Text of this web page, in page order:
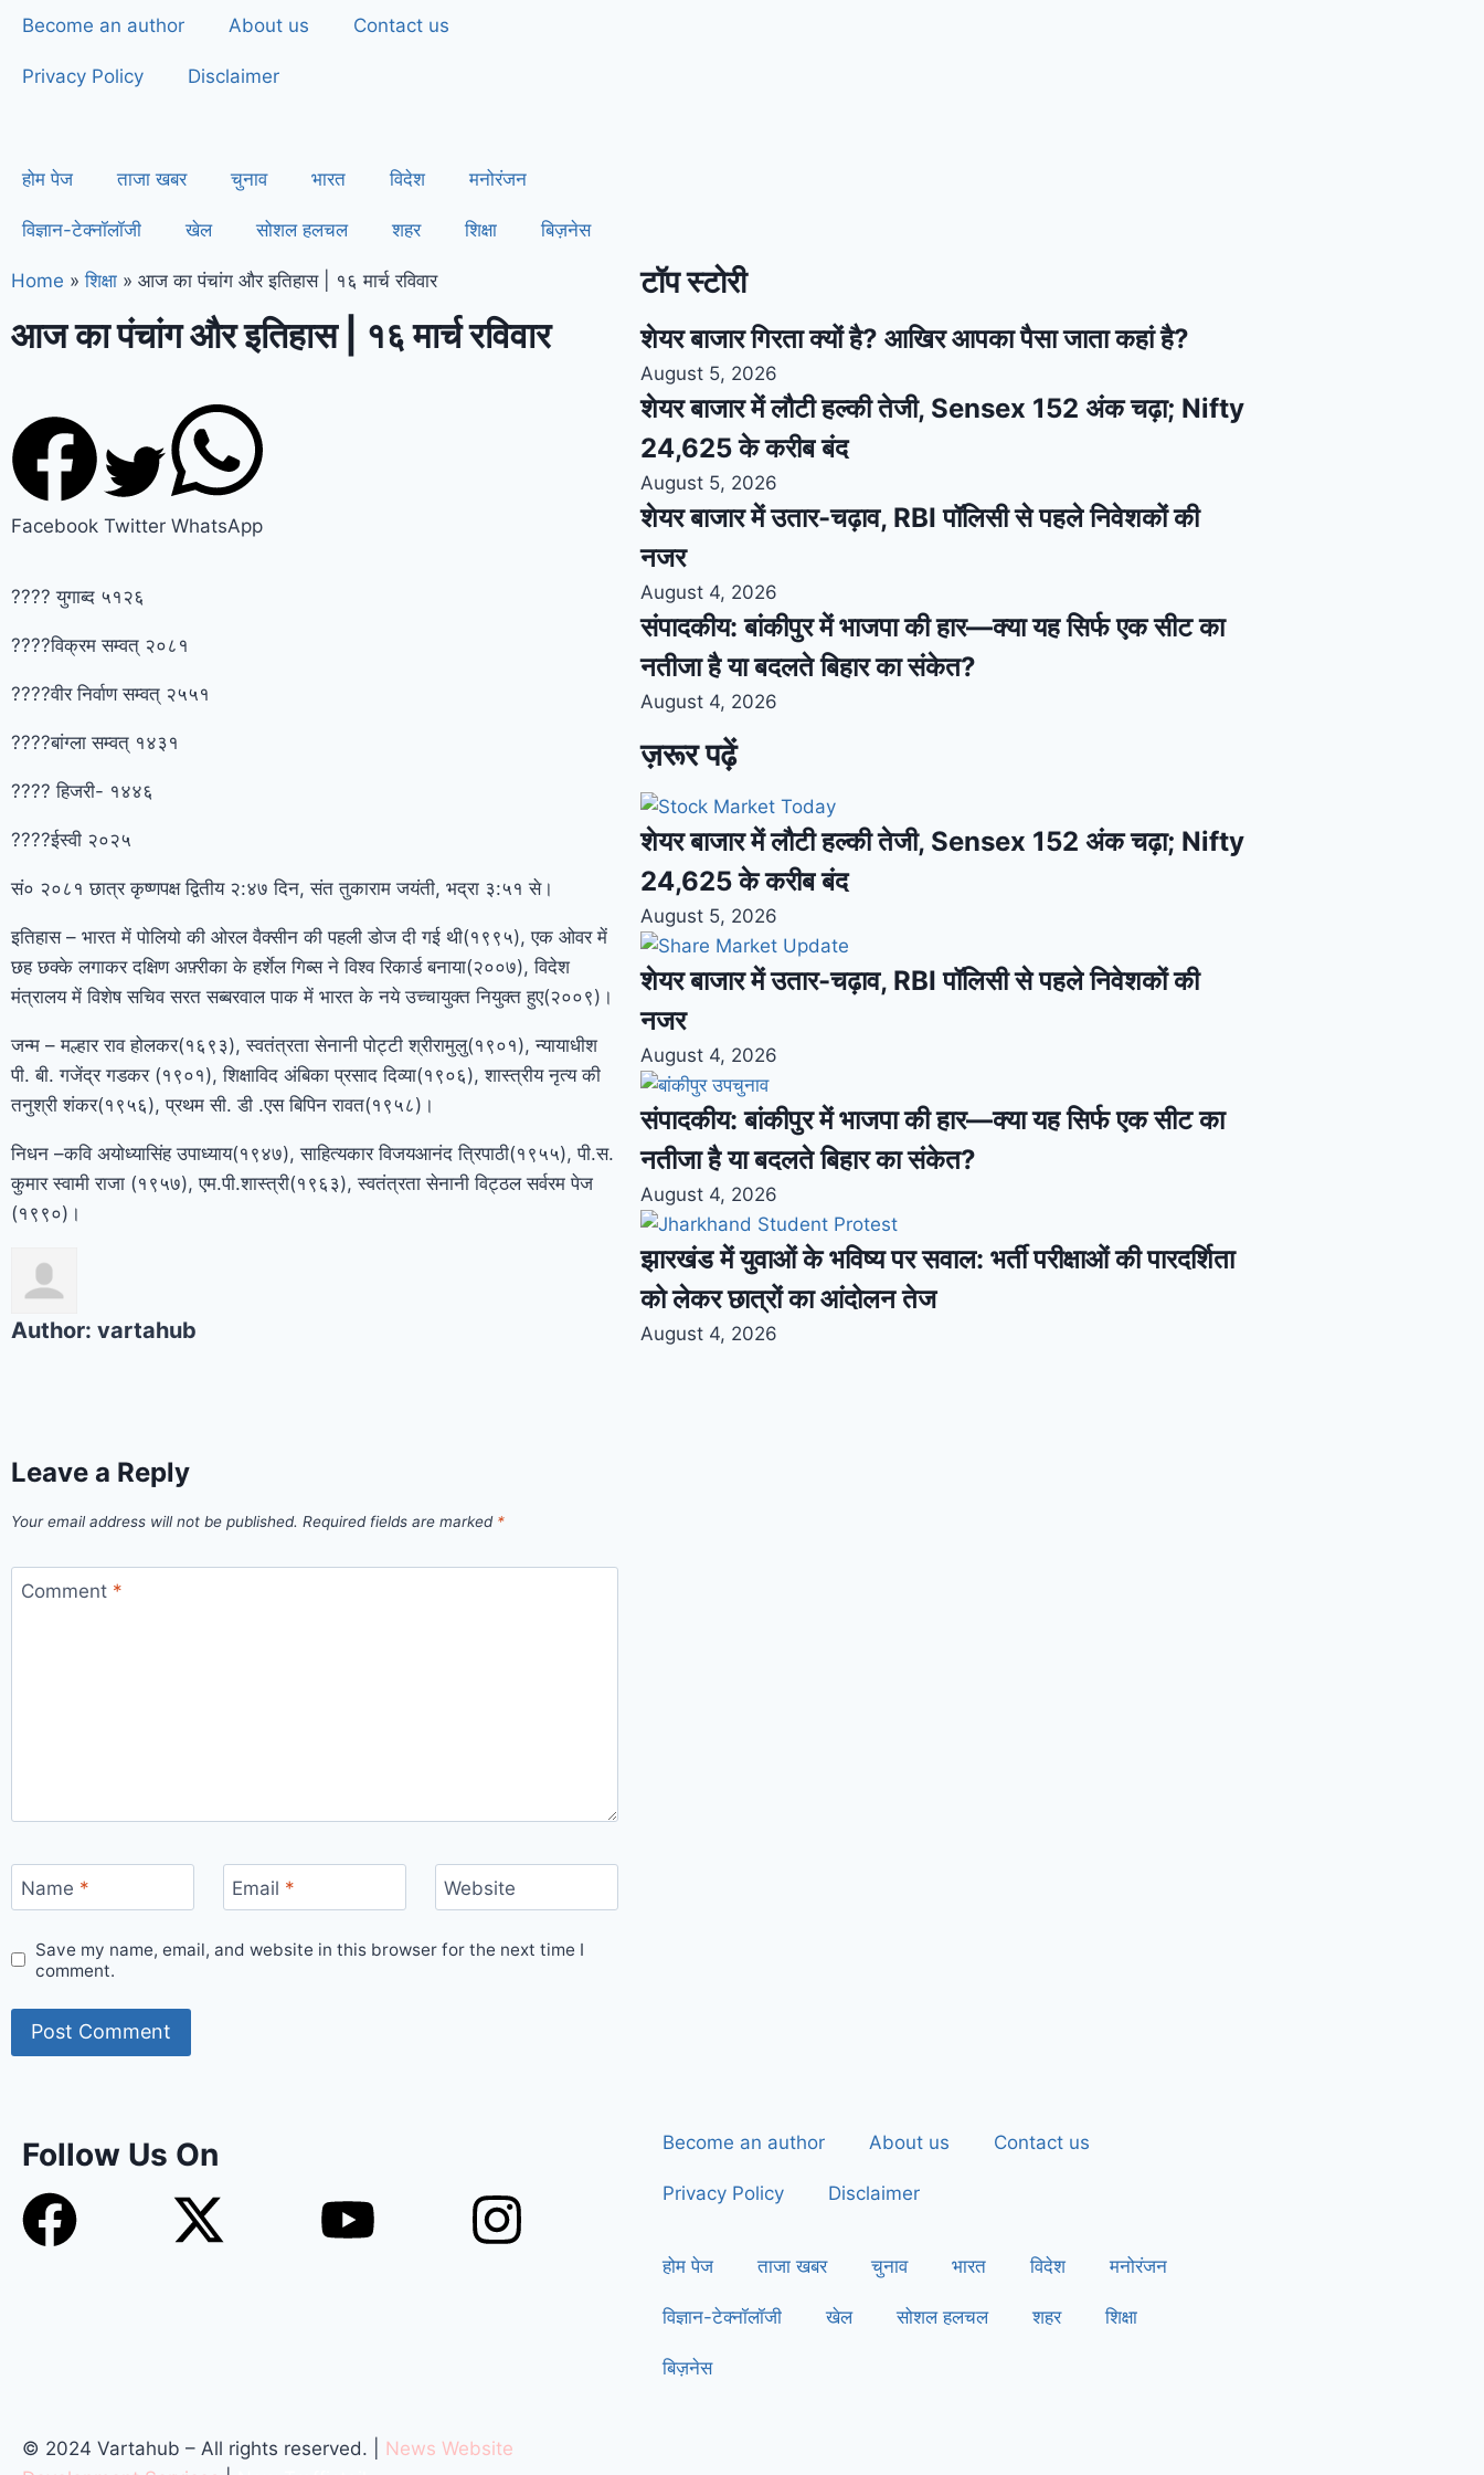
Become an author About us Contact us
Privacy Policy Disclaimer
होम पेज ताजा खबर चुनाव भारत विदेश मनोरंजन
विज्ञान-टेक्नॉलॉजी खेल सोशल हलचल शहर शिक्षा बिज़नेस
Home » शिक्षा » आज का पंचांग और इतिहास | १६ मार्च रविवार
आज का पंचांग और इतिहास | १६ मार्च रविवार
Facebook Twitter WhatsApp
???? युगाब्द ५१२६
????विक्रम सम्वत् २०८१
????वीर निर्वाण सम्वत् २५५१
????बांग्ला सम्वत् १४३१
???? हिजरी- १४४६
????ईस्वी २०२५
सं० २०८१ छात्र कृष्णपक्ष द्वितीय २:४७ दिन, संत तुकाराम जयंती, भद्रा ३:५१ से।
इतिहास – भारत में पोलियो की ओरल वैक्सीन की पहली डोज दी गई थी(१९९५), एक ओवर में
छह छक्के लगाकर दक्षिण अफ़्रीका के हर्शेल गिब्स ने विश्व रिकार्ड बनाया(२००७), विदेश
मंत्रालय में विशेष सचिव सरत सब्बरवाल पाक में भारत के नये उच्चायुक्त नियुक्त हुए(२००९)।
जन्म – मल्हार राव होलकर(१६९३), स्वतंत्रता सेनानी पोट्टी श्रीरामुलु(१९०१), न्यायाधीश
पी. बी. गजेंद्र गडकर (१९०१), शिक्षाविद अंबिका प्रसाद दिव्या(१९०६), शास्त्रीय नृत्य की
तनुश्री शंकर(१९५६), प्रथम सी. डी .एस बिपिन रावत(१९५८)।
निधन –कवि अयोध्यासिंह उपाध्याय(१९४७), साहित्यकार विजयआनंद त्रिपाठी(१९५५), पी.स.
कुमार स्वामी राजा (१९५७), एम.पी.शास्त्री(१९६३), स्वतंत्रता सेनानी विट्ठल सर्वरम पेज
(१९९०)।
Author: vartahub
Leave a Reply
Your email address will not be published. Required fields are marked *
Comment *
Name * Email * Website
Save my name, email, and website in this browser for the next time I
comment.
टॉप स्टोरी
शेयर बाजार गिरता क्यों है? आखिर आपका पैसा जाता कहां है?
August 5, 2026
शेयर बाजार में लौटी हल्की तेजी, Sensex 152 अंक चढ़ा; Nifty
24,625 के करीब बंद
August 5, 2026
शेयर बाजार में उतार-चढ़ाव, RBI पॉलिसी से पहले निवेशकों की
नजर
August 4, 2026
संपादकीय: बांकीपुर में भाजपा की हार—क्या यह सिर्फ एक सीट का
नतीजा है या बदलते बिहार का संकेत?
August 4, 2026
ज़रूर पढ़ें
शेयर बाजार में लौटी हल्की तेजी, Sensex 152 अंक चढ़ा; Nifty
24,625 के करीब बंद
August 5, 2026
शेयर बाजार में उतार-चढ़ाव, RBI पॉलिसी से पहले निवेशकों की
नजर
August 4, 2026
संपादकीय: बांकीपुर में भाजपा की हार—क्या यह सिर्फ एक सीट का
नतीजा है या बदलते बिहार का संकेत?
August 4, 2026
झारखंड में युवाओं के भविष्य पर सवाल: भर्ती परीक्षाओं की पारदर्शिता
को लेकर छात्रों का आंदोलन तेज
August 4, 2026
Follow Us On Become an author About us Contact us
Privacy Policy Disclaimer
होम पेज ताजा खबर चुनाव भारत विदेश मनोरंजन
विज्ञान-टेक्नॉलॉजी खेल सोशल हलचल शहर शिक्षा
बिज़नेस
© 2024 Vartahub – All rights reserved. | News Website